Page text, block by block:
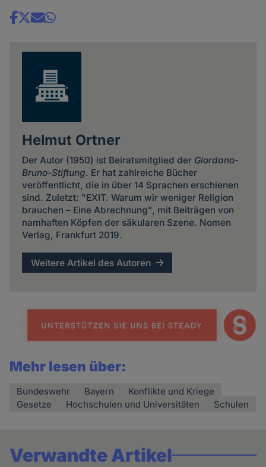
Share
Helmut Ortner
Der Autor (1950) ist Beiratsmitglied der Giordano-
Bruno-Stiftung. Er hat zahlreiche Bücher
veröffentlicht, die in über 14 Sprachen erschienen
sind. Zuletzt: "EXIT. Warum wir weniger Religion
brauchen – Eine Abrechnung", mit Beiträgen von
namhaften Köpfen der säkularen Szene. Nomen
Verlag, Frankfurt 2019.
Weitere Artikel des Autoren
Mehr lesen über:
Bundeswehr Bayern
Konflikte und Kriege
Gesetze
Hochschulen und Universitäten Schulen
Verwandte Artikel